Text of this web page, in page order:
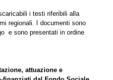
i testi riferibili alla
regionali. I documenti sono
e sono presentati in ordine
attuazione e